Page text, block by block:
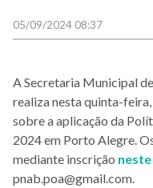
05/09/2024 08:37
A Secretaria Municipal
realiza nesta quinta-
sobre a aplicação da
2024 em Porto Alegre.
mediante inscrição
pnab.poa@gmail.com.